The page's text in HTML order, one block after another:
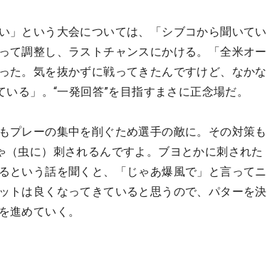
」という大会については、「シブコから聞いてい
て調整し、ラストチャンスにかける。「全米オー
た。気を抜かずに戦ってきたんですけど、なかな
る」。“一発回答”を目指すまさに正念場だ。
プレーの集中を削ぐため選手の敵に。その対策も
虫に）刺されるんですよ。ブヨとかに刺された
という話を聞くと、「じゃあ爆風で」と言ってニ
トは良くなってきていると思うので、パターを決
進めていく。